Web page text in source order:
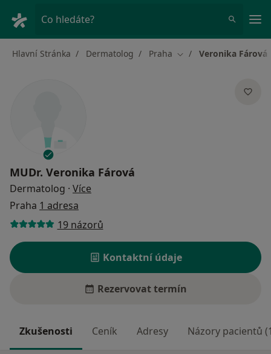
Co hledáte?
Hlavní Stránka Dermatolog Praha Změna města
Veronika Fárová
MUDr. Veronika Fárová
Dermatolog · Více
Praha 1 adresa
19 názorů
Kontaktní údaje
Rezervovat termín
Zkušenosti Ceník Adresy Názory pacientů